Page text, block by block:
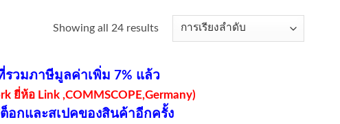
Showing all 24 results
วมภาษีมูลค่าเพิ่ม 7% แล้ว
ยี่ห้อ Link ,COMMSCOPE,Germany)
อกและสเปคของสินค้าอีกครั้ง